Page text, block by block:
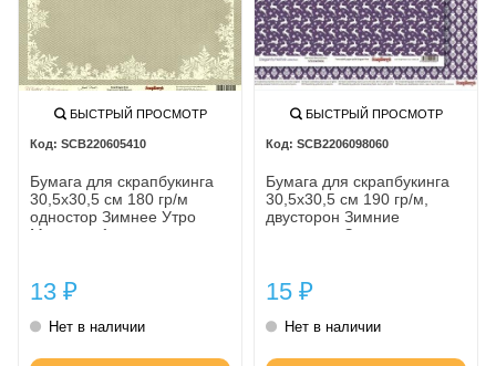
БЫСТРЫЙ ПРОСМОТР
SCB220605410
Бумага для скрапбукинга
30,5х30,5 см 180 гр/м
одностор Зимнее Утро
Морозко, 1 лист
13 ₽
Нет в наличии
БЫСТРЫЙ ПРОСМОТР
SCB2206098060
Бумага для скрапбукинга
30,5х30,5 см 190 гр/м,
двусторон Зимние
контрасты Звездная ночь.
15 ₽
Нет в наличии